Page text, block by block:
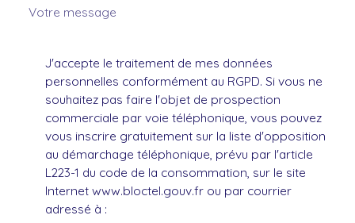
Votre message
J'accepte le traitement de mes données
personnelles conformément au RGPD. Si vous ne
souhaitez pas faire l'objet de prospection
commerciale par voie téléphonique, vous pouvez
vous inscrire gratuitement sur la liste d'opposition
au démarchage téléphonique, prévu par l'article
L223-1 du code de la consommation, sur le site
Internet www.bloctel.gouv.fr ou par courrier
adressé à :